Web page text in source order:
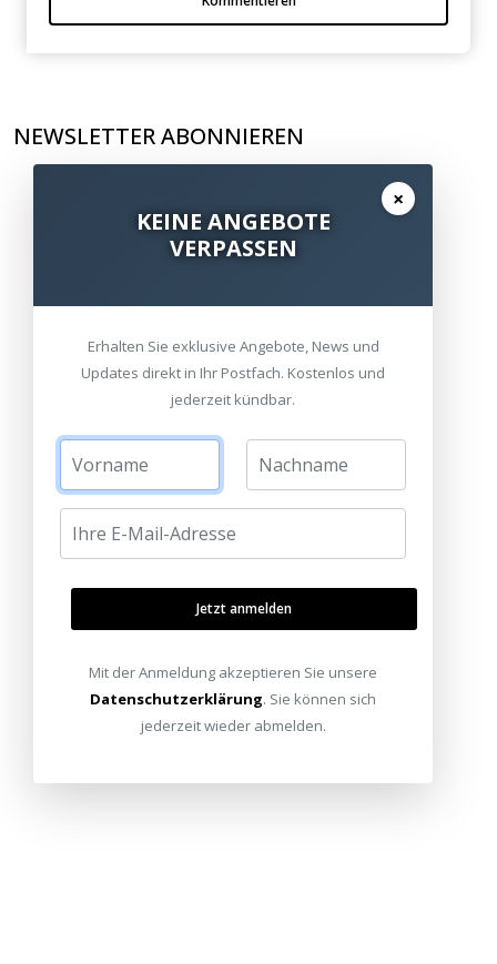
NEWSLETTER ABONNIEREN
×
KEINE ANGEBOTE
VERPASSEN
Erhalten Sie exklusive Angebote, News und
Updates direkt in Ihr Postfach. Kostenlos und
jederzeit kündbar.
Jetzt anmelden
Mit der Anmeldung akzeptieren Sie unsere
Datenschutzerklärung. Sie können sich
jederzeit wieder abmelden.